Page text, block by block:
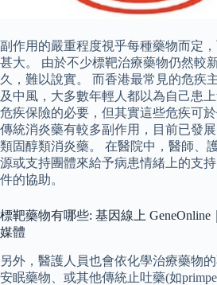
副作用的嚴重程度視乎每種藥物而定
甚大。 由於不少標靶治療藥物仍然較
久，難以說實。 而香港最常見的危疾
及中風，大多數年輕人都以為自己患
危疾保險的必要，但其實這些危疾可
傳統消炎藥有較多副作用，目前已發
類固醇類消炎藥。 在醫院中，醫師、
源或支持團體來給予病患情緒上的支
件的協助。
標靶藥物有哪些: 基因線上
媒體
另外，醫護人員也會依化學治療藥物
安眠藥物、或其他傳統止吐藥(如